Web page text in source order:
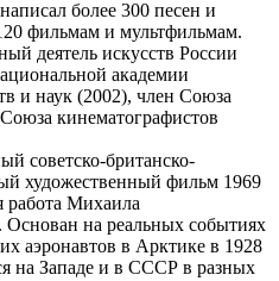
более 300 песен и
фильмам и мультфильмам.
деятель искусств России
академии
и наук (2002), член Союза
кинематографистов
советско-британско-
художественный фильм 1969
работа Михаила
Основан на реальных событиях
аэронавтов в Арктике в 1928
на Западе и в СССР в разных